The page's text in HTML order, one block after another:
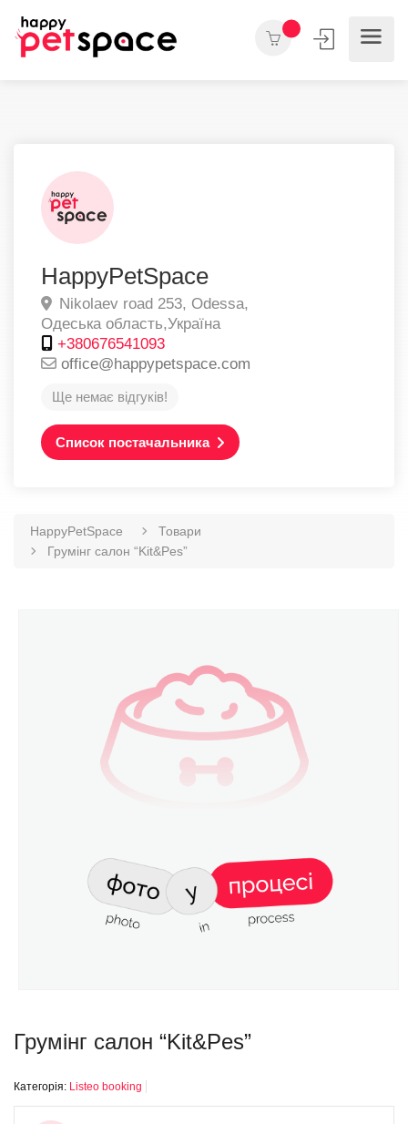
HappyPetSpace
Nikolaev road 253, Odessa,
Одеська область,Україна
+380676541093
office@happypetspace.com
Ще немає відгуків!
Список постачальника
HappyPetSpace
Товари
Грумінг салон “Kit&Pes”
Грумінг салон “Kit&Pes”
Категорія: Listeo booking